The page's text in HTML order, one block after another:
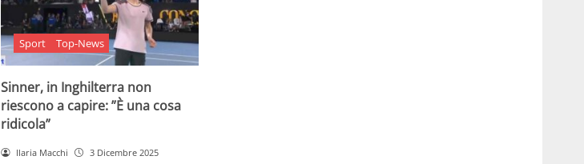
Sport Top-News
Sinner, in Inghilterra non
riescono a capire: ”È una cosa
ridicola”
Ilaria Macchi 3 Dicembre 2025